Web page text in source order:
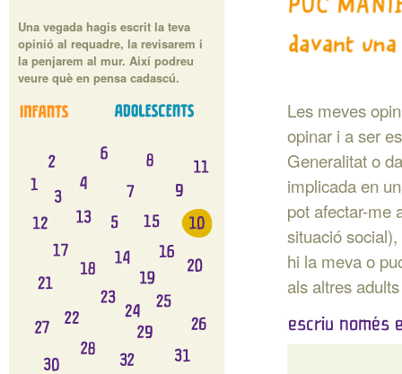
Una vegada hagis escrit la teva
opinió al requadre, la revisarem i
la penjarem al mur. Així podreu
veure què en pensa cadascú.
Les meves
opinar i a ser
Generalitat o
implicada en
pot afectar-me
situació
hi la meva o
als altres